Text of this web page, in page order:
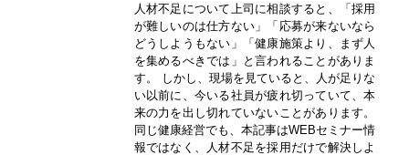
人材不足について上司に相談すると、「採用
が難しいのは仕方ない」「応募が来ないなら
どうしようもない」「健康施策より、まず人
を集めるべきでは」と言われることがありま
す。 しかし、現場を見ていると、人が足りな
い以前に、今いる社員が疲れ切っていて、本
来の力を出し切れていないことがあります。
同じ健康経営でも、本記事はWEBセミナー情
報ではなく、人材不足を採用だけで解決しよ